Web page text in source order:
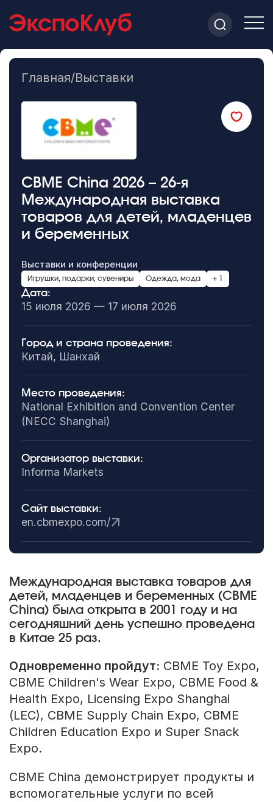
Главная/Выставки
CBME China 2026 – 26-я
Международная выставка
товаров для детей, младенцев
и беременных
Выставки и конференции
Игрушки, подарки, сувениры Одежда, мода + 1
Дата:
15 июля 2026 — 17 июля 2026
Город и страна проведения:
Китай, Шанхай
Место проведения:
National Exhibition and Convention Center
(NECC Shanghai)
Организатор выставки:
Informa Markets
Сайт выставки:
en.cbmexpo.com/
Международная выставка товаров для
детей, младенцев и беременных (CBME
China) была открыта в 2001 году и на
сегодняшний день успешно проведена
в Китае 25 раз.
Одновременно пройдут: CBME Toy Expo,
CBME Children's Wear Expo, CBME Food &
Health Expo, Licensing Expo Shanghai
(LEC), CBME Supply Chain Expo, CBME
Children Education Expo и Super Snack
Expo.
CBME China демонстрирует продукты и
вспомогательные услуги по всей